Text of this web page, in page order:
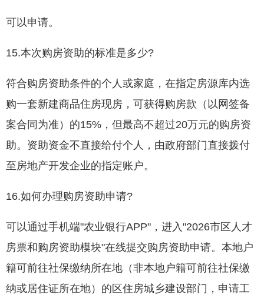
可以申请。
15.本次购房资助的标准是多少?
符合购房资助条件的个人或家庭，在指定房源库内选
购一套新建商品住房现房，可获得购房款（以网签备
案合同为准）的15%，但最高不超过20万元的购房资
助。资助资金不直接给付个人，由政府部门直接拨付
至房地产开发企业的指定账户。
16.如何办理购房资助申请?
可以通过手机端"农业银行APP"，进入"2026市区人才
房票和购房资助模块"在线提交购房资助申请。本地户
籍可前往社保缴纳所在地（非本地户籍可前往社保缴
纳或居住证所在地）的区住房城乡建设部门，申请工